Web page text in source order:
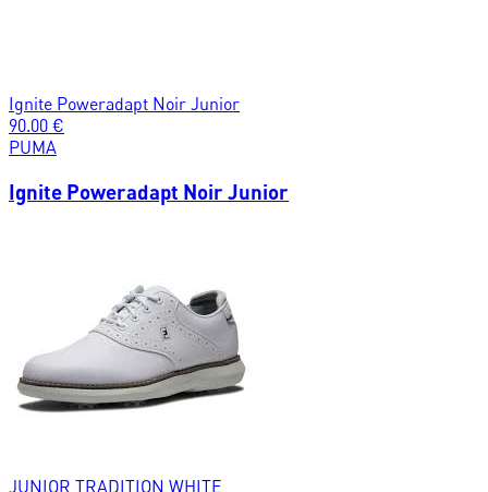
Ignite Poweradapt Noir Junior
90.00 €
PUMA
Ignite Poweradapt Noir Junior
JUNIOR TRADITION WHITE